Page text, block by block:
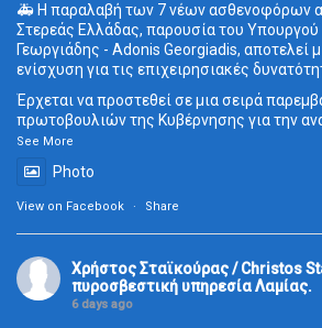
🚑 Η παραλαβή των 7 νέων ασθενοφόρων
Στερεάς Ελλάδας, παρουσία του
Γεωργιάδης - Adonis Georgiadis, αποτελεί
ενίσχυση για τις επιχειρησιακές
Έρχεται να προστεθεί σε μια σειρά
πρωτοβουλιών της Κυβέρνησης για την
See More
Photo
View on Facebook · Share
Χρήστος Σταϊκούρας / Christos
πυροσβεστική υπηρεσία Λαμίας.
6 days ago